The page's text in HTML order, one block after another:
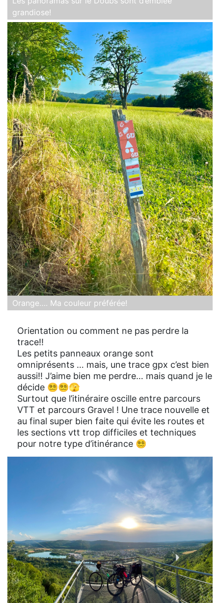
grandiose!
Orange…. Ma couleur préférée!
Orientation ou comment ne pas perdre la
trace!!
Les petits panneaux orange sont
omniprésents … mais, une trace gpx c’est bien
aussi!! J’aime bien me perdre… mais quand je le
décide 😵‍💫😵‍💫🫣
Surtout que l’itinéraire oscille entre parcours
VTT et parcours Gravel ! Une trace nouvelle et
au final super bien faite qui évite les routes et
les sections vtt trop difficiles et techniques
pour notre type d’itinérance 😵‍💫